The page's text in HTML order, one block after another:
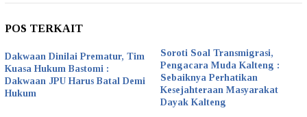
POS TERKAIT
Dakwaan Dinilai Prematur, Tim
Kuasa Hukum Bastomi :
Dakwaan JPU Harus Batal Demi
Hukum
Soroti Soal Transmigrasi,
Pengacara Muda Kalteng :
Sebaiknya Perhatikan
Kesejahteraan Masyarakat
Dayak Kalteng